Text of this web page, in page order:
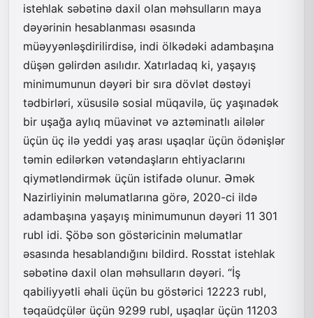
istehlak səbətinə daxil olan məhsulların maya
dəyərinin hesablanması əsasında
müəyyənləşdirilirdisə, indi ölkədəki adambaşına
düşən gəlirdən asılıdır. Xatırladaq ki, yaşayış
minimumunun dəyəri bir sıra dövlət dəstəyi
tədbirləri, xüsusilə sosial müqavilə, üç yaşınadək
bir uşağa aylıq müavinət və aztəminatlı ailələr
üçün üç ilə yeddi yaş arası uşaqlar üçün ödənişlər
təmin edilərkən vətəndaşların ehtiyaclarını
qiymətləndirmək üçün istifadə olunur. Əmək
Nazirliyinin məlumatlarına görə, 2020-ci ildə
adambaşına yaşayış minimumunun dəyəri 11 301
rubl idi. Şöbə son göstəricinin məlumatlar
əsasında hesablandığını bildird. Rosstat istehlak
səbətinə daxil olan məhsulların dəyəri. “İş
qabiliyyətli əhali üçün bu göstərici 12223 rubl,
təqaüdçülər üçün 9299 rubl, uşaqlar üçün 11203